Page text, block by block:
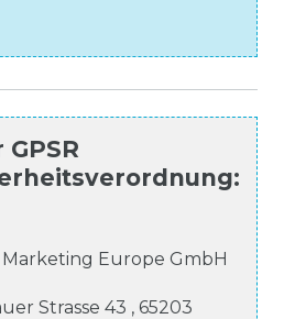
GPSR
:
Marketing Europe GmbH
Strasse 43 , 65203